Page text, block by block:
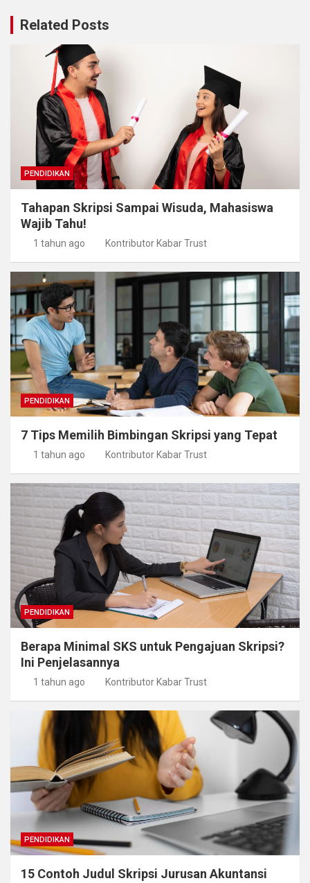
Related Posts
PENDIDIKAN
Tahapan Skripsi Sampai Wisuda, Mahasiswa
Wajib Tahu!
1 tahun ago Kontributor Kabar Trust
PENDIDIKAN
7 Tips Memilih Bimbingan Skripsi yang Tepat
1 tahun ago Kontributor Kabar Trust
PENDIDIKAN
Berapa Minimal SKS untuk Pengajuan Skripsi?
Ini Penjelasannya
1 tahun ago Kontributor Kabar Trust
PENDIDIKAN
15 Contoh Judul Skripsi Jurusan Akuntansi